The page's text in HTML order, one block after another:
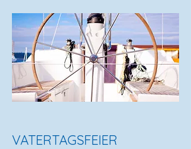
VATERTAGSFEIER